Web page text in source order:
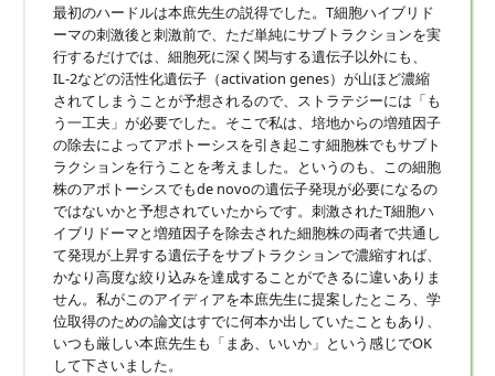
最初のハードルは本庶先生の説得でした。T細胞ハイブリド
ーマの刺激後と刺激前で、ただ単純にサブトラクションを実
行するだけでは、細胞死に深く関与する遺伝子以外にも、
IL-2などの活性化遺伝子（activation genes）が山ほど濃縮
されてしまうことが予想されるので、ストラテジーには「も
う一工夫」が必要でした。そこで私は、培地からの増殖因子
の除去によってアポトーシスを引き起こす細胞株でもサブト
ラクションを行うことを考えました。というのも、この細胞
株のアポトーシスでもde novoの遺伝子発現が必要になるの
ではないかと予想されていたからです。刺激されたT細胞ハ
イブリドーマと増殖因子を除去された細胞株の両者で共通し
て発現が上昇する遺伝子をサブトラクションで濃縮すれば、
かなり高度な絞り込みを達成することができるに違いありま
せん。私がこのアイディアを本庶先生に提案したところ、学
位取得のための論文はすでに何本か出していたこともあり、
いつも厳しい本庶先生も「まあ、いいか」という感じでOK
して下さいました。